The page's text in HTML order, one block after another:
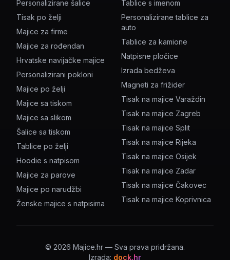
Personalizirane šalice
Tisak po želji
Majice za firme
Majice za rođendan
Hrvatske navijačke majice
Personalizirani pokloni
Majice po želji
Majice sa tiskom
Majice sa slikom
Šalice sa tiskom
Tablice po želji
Hoodie s natpisom
Majice za parove
Majice po narudžbi
Ženske majice s natpisima
Tablice s imenom
Personalizirane tablice za
auto
Tablice za kamione
Natpisne pločice
Izrada bedževa
Magneti za frižider
Tisak na majice Varaždin
Tisak na majice Zagreb
Tisak na majice Split
Tisak na majice Rijeka
Tisak na majice Osijek
Tisak na majice Zadar
Tisak na majice Čakovec
Tisak na majice Koprivnica
© 2026 Majice.hr — Sva prava pridržana.
Izrada: dock.hr